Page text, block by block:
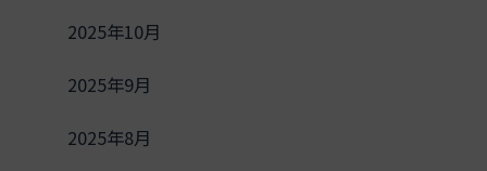
2025年10月
2025年9月
2025年8月